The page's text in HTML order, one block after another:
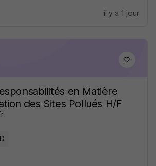
il y a 1 jour
en Matière
des Sites Pollués H/F